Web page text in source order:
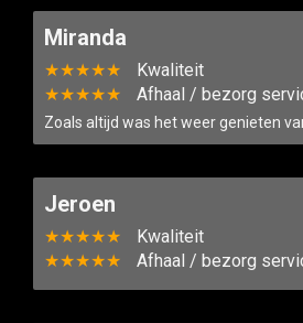
Miranda
★★★★★
Kwaliteit
★★★★★
Afhaal / bezorg
Zoals altijd was het weer genieten
Jeroen
★★★★★
Kwaliteit
★★★★★
Afhaal / bezorg